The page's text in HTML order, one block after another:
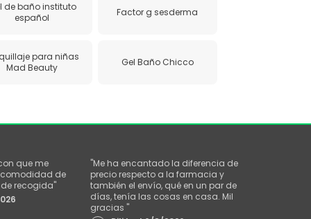
de baño instituto
español
Factor g sesderma
para niñas
Mad Beauty
Gel Baño Chicco
que me
de
recogida"
"Me ha encantado la diferencia de
precio respecto a la farmacia y
también el envío, qué en un par de
días, tenía las cosas en casa. Mil
gracias "